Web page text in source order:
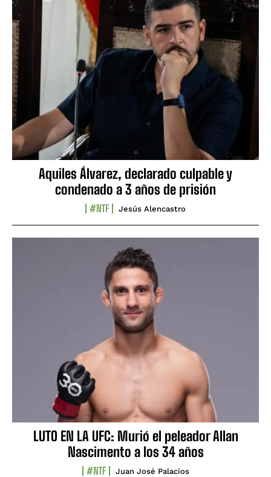
Aquiles Álvarez, declarado culpable y
condenado a 3 años de prisión
#NTF Jesús Alencastro
LUTO EN LA UFC: Murió el peleador Allan
Nascimento a los 34 años
#NTF Juan José Palacios